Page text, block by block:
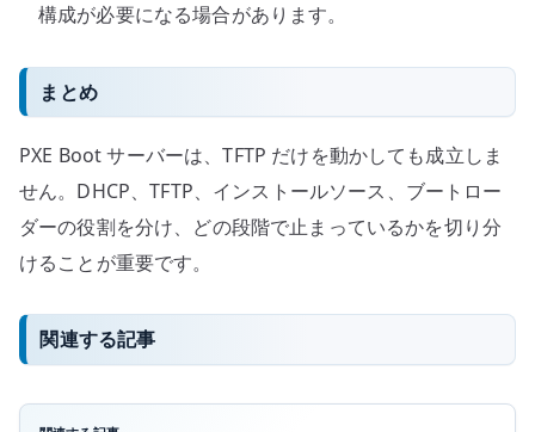
構成が必要になる場合があります。
まとめ
PXE Boot サーバーは、TFTP だけを動かしても成立しま
せん。DHCP、TFTP、インストールソース、ブートロー
ダーの役割を分け、どの段階で止まっているかを切り分
けることが重要です。
関連する記事